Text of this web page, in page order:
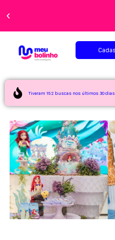
perfeita!
Tiveram 152 buscas nos últimos 30